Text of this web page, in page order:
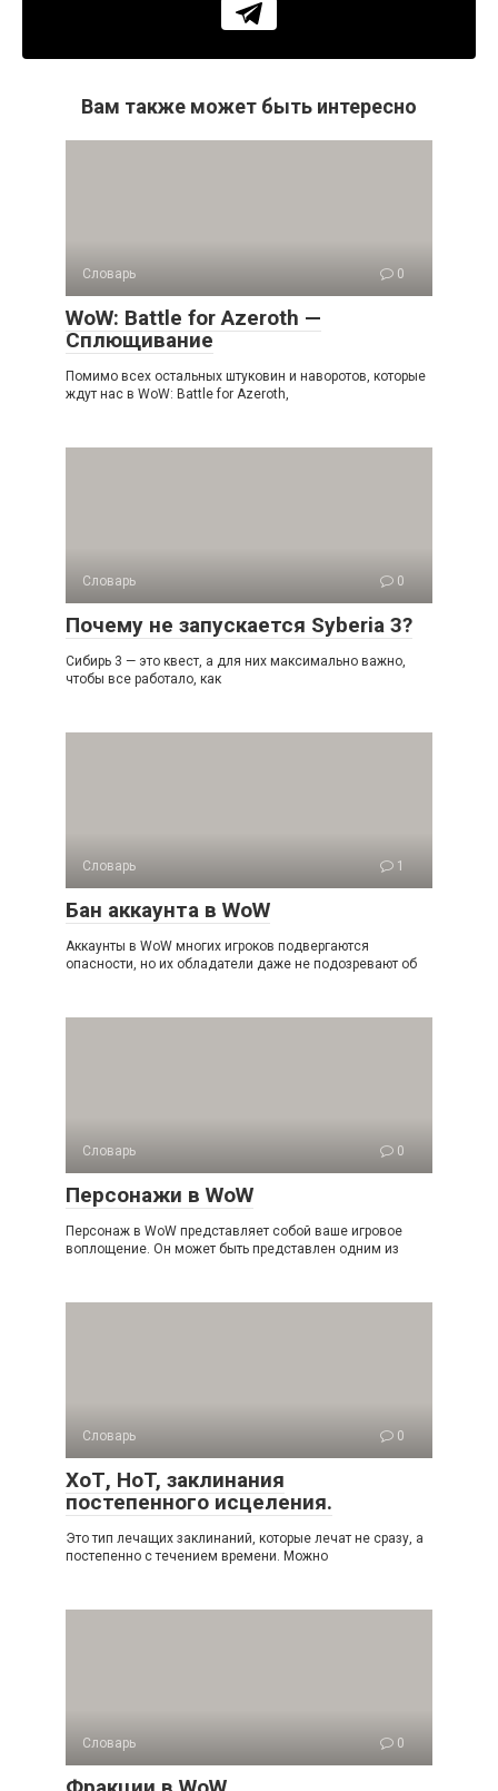
Вам также может быть интересно
Словарь 0
WoW: Battle for Azeroth —
Сплющивание
Помимо всех остальных штуковин и наворотов, которые
ждут нас в WoW: Battle for Azeroth,
Словарь 0
Почему не запускается Syberia 3?
Сибирь 3 — это квест, а для них максимально важно,
чтобы все работало, как
Словарь 1
Бан аккаунта в WoW
Аккаунты в WoW многих игроков подвергаются
опасности, но их обладатели даже не подозревают об
Словарь 0
Персонажи в WoW
Персонаж в WoW представляет собой ваше игровое
воплощение. Он может быть представлен одним из
Словарь 0
ХоТ, HoT, заклинания
постепенного исцеления.
Это тип лечащих заклинаний, которые лечат не сразу, а
постепенно с течением времени. Можно
Словарь 0